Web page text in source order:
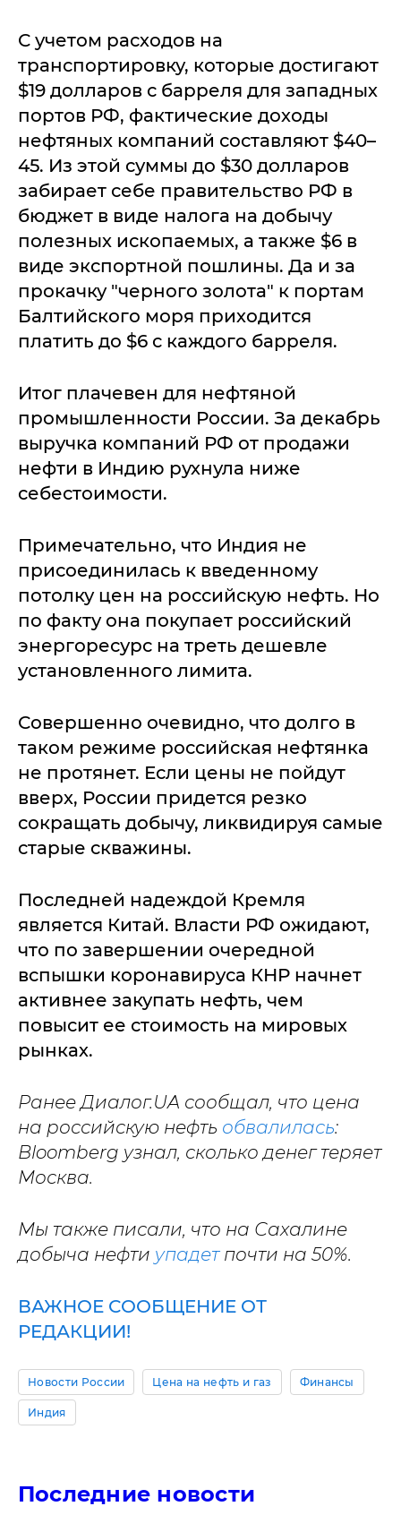
С учетом расходов на
транспортировку, которые достигают
$19 долларов с барреля для западных
портов РФ, фактические доходы
нефтяных компаний составляют $40–
45. Из этой суммы до $30 долларов
забирает себе правительство РФ в
бюджет в виде налога на добычу
полезных ископаемых, а также $6 в
виде экспортной пошлины. Да и за
прокачку "черного золота" к портам
Балтийского моря приходится
платить до $6 с каждого барреля.
Итог плачевен для нефтяной
промышленности России. За декабрь
выручка компаний РФ от продажи
нефти в Индию рухнула ниже
себестоимости.
Примечательно, что Индия не
присоединилась к введенному
потолку цен на российскую нефть. Но
по факту она покупает российский
энергоресурс на треть дешевле
установленного лимита.
Совершенно очевидно, что долго в
таком режиме российская нефтянка
не протянет. Если цены не пойдут
вверх, России придется резко
сокращать добычу, ликвидируя самые
старые скважины.
Последней надеждой Кремля
является Китай. Власти РФ ожидают,
что по завершении очередной
вспышки коронавируса КНР начнет
активнее закупать нефть, чем
повысит ее стоимость на мировых
рынках.
Ранее Диалог.UA сообщал, что цена
на российскую нефть обвалилась:
Bloomberg узнал, сколько денег теряет
Москва.
Мы также писали, что на Сахалине
добыча нефти упадетпочти на 50%.
ВАЖНОЕ СООБЩЕНИЕ ОТ
РЕДАКЦИИ!
Новости России Цена на нефть и газ Финансы
Индия
Последние новости